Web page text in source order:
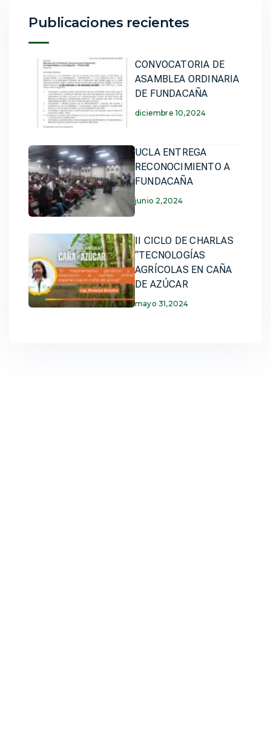
Publicaciones recientes
CONVOCATORIA DE
ASAMBLEA ORDINARIA
DE FUNDACAÑA
diciembre 10,2024
UCLA ENTREGA
RECONOCIMIENTO A
FUNDACAÑA
junio 2,2024
II CICLO DE CHARLAS
“TECNOLOGÍAS
AGRÍCOLAS EN CAÑA
DE AZÚCAR
mayo 31,2024